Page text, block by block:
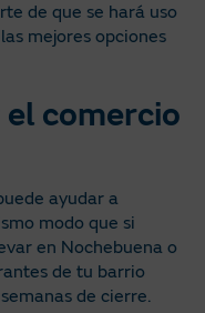
de que se hará uso
mejores opciones
comercio
ayudar a
modo que si
en Nochebuena o
de tu barrio
de cierre.